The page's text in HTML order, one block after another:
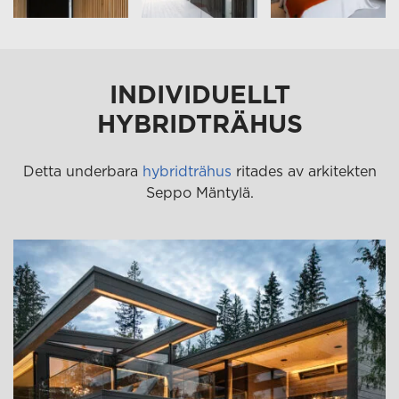
INDIVIDUELLT
HYBRIDTRÄHUS
Detta underbara hybridträhus ritades av arkitekten
Seppo Mäntylä.